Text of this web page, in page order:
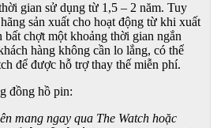
gian sử dụng từ 1,5 – 2 năm. Tuy
sản xuất cho hoạt động từ khi xuất
chợt một khoảng thời gian ngắn
hàng không cần lo lắng, có thể
để được hỗ trợ thay thế miễn phí.
đồng hồ pin:
mang ngay qua The Watch hoặc